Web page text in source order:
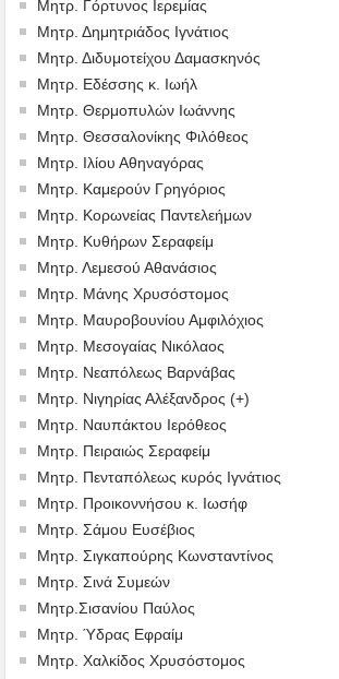
Μητρ. Γόρτυνος Ιερεμίας
Μητρ. Δημητριάδος Ιγνάτιος
Μητρ. Διδυμοτείχου Δαμασκηνός
Μητρ. Εδέσσης κ. Ιωήλ
Μητρ. Θερμοπυλών Ιωάννης
Μητρ. Θεσσαλονίκης Φιλόθεος
Μητρ. Ιλίου Αθηναγόρας
Μητρ. Καμερούν Γρηγόριος
Μητρ. Κορωνείας Παντελεήμων
Μητρ. Κυθήρων Σεραφείμ
Μητρ. Λεμεσού Αθανάσιος
Μητρ. Μάνης Χρυσόστομος
Μητρ. Μαυροβουνίου Αμφιλόχιος
Μητρ. Μεσογαίας Νικόλαος
Μητρ. Νεαπόλεως Βαρνάβας
Μητρ. Νιγηρίας Αλέξανδρος (+)
Μητρ. Ναυπάκτου Ιερόθεος
Μητρ. Πειραιώς Σεραφείμ
Μητρ. Πενταπόλεως κυρός Ιγνάτιος
Μητρ. Προικοννήσου κ. Ιωσήφ
Μητρ. Σάμου Ευσέβιος
Μητρ. Σιγκαπούρης Κωνσταντίνος
Μητρ. Σινά Συμεών
Μητρ.Σισανίου Παύλος
Μητρ. Ύδρας Εφραίμ
Μητρ. Χαλκίδος Χρυσόστομος